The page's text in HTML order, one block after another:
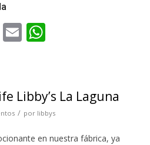
Libby’s La Laguna
/ por libbys
en nuestra fábrica, ya